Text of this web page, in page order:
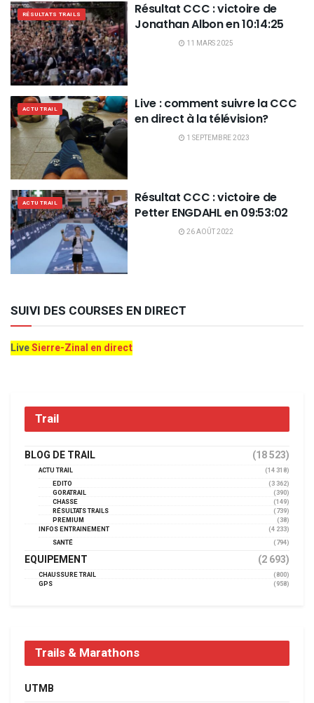
RÉSULTATS TRAILS
Résultat CCC : victoire de
Jonathan Albon en 10:14:25
11 MARS 2025
ACTU TRAIL
Live : comment suivre la CCC
en direct à la télévision?
1 SEPTEMBRE 2023
ACTU TRAIL
Résultat CCC : victoire de
Petter ENGDAHL en 09:53:02
26 AOÛT 2022
SUIVI DES COURSES EN DIRECT
LiveSierre-Zinal en direct
Trail
BLOG DE TRAIL (18 523)
ACTU TRAIL
(14 318)
EDITO
(3 362)
GORATRAIL
(390)
CHASSE
(149)
RÉSULTATS TRAILS
(739)
PREMIUM
(38)
INFOS ENTRAINEMENT
(4 233)
SANTÉ
(794)
EQUIPEMENT (2 693)
CHAUSSURE TRAIL
(800)
GPS
(958)
Trails & Marathons
UTMB